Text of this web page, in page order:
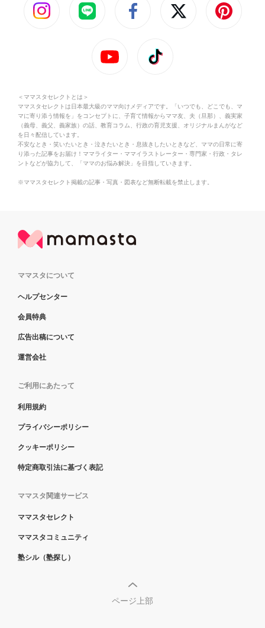
＜ママスタセレクトとは＞
ママスタセレクトは日本最大級のママ向けメディアです。「いつでも、どこでも、マ
マに寄り添う情報を」をコンセプトに、子育て情報からママ友、夫（旦那）、義実家
（義母、義父、義家族）の話、教育コラム、行政の育児支援、オリジナルまんがなど
を日々配信しています。
不安なとき・笑いたいとき・泣きたいとき・息抜きしたいときなど、ママの日常に寄
り添った記事をお届け！ママライター・ママイラストレーター・専門家・行政・タレ
ントなどが協力して、「ママのお悩み解決」を目指していきます。
※ママスタセレクト掲載の記事・写真・図表など無断転載を禁止します。
ママスタについて
ヘルプセンター
会員特典
広告出稿について
運営会社
ご利用にあたって
利用規約
プライバシーポリシー
クッキーポリシー
特定商取引法に基づく表記
ママスタ関連サービス
ママスタセレクト
ママスタコミュニティ
塾シル（塾探し）
ページ上部